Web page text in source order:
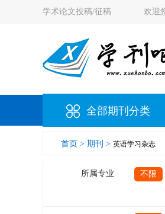
学术论文投稿/征稿 欢迎
全部期刊分类
首页 > 期刊 > 英语学习杂志
所属专业 不限